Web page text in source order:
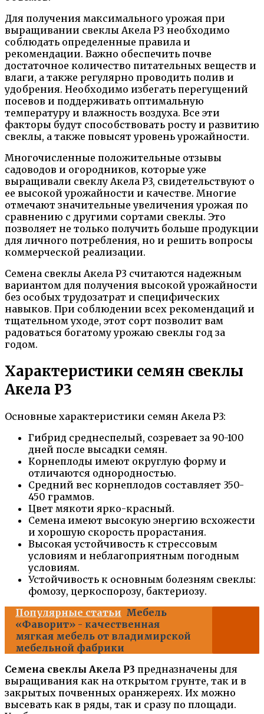
Для получения максимального урожая при
выращивании свеклы Акела Р3 необходимо
соблюдать определенные правила и
рекомендации. Важно обеспечить почве
достаточное количество питательных веществ и
влаги, а также регулярно проводить полив и
удобрения. Необходимо избегать перегущений
посевов и поддерживать оптимальную
температуру и влажность воздуха. Все эти
факторы будут способствовать росту и развитию
свеклы, а также повысят уровень урожайности.
Многочисленные положительные отзывы
садоводов и огородников, которые уже
выращивали свеклу Акела Р3, свидетельствуют о
ее высокой урожайности и качестве. Многие
отмечают значительные увеличения урожая по
сравнению с другими сортами свеклы. Это
позволяет не только получить больше продукции
для личного потребления, но и решить вопросы
коммерческой реализации.
Семена свеклы Акела Р3 считаются надежным
вариантом для получения высокой урожайности
без особых трудозатрат и специфических
навыков. При соблюдении всех рекомендаций и
тщательном уходе, этот сорт позволит вам
радоваться богатому урожаю свеклы год за
годом.
Характеристики семян свеклы
Акела Р3
Основные характеристики семян Акела Р3:
Гибрид среднеспелый, созревает за 90-100
дней после высадки семян.
Корнеплоды имеют округлую форму и
отличаются однородностью.
Средний вес корнеплодов составляет 350-
450 граммов.
Цвет мякоти ярко-красный.
Семена имеют высокую энергию всхожести
и хорошую скорость прорастания.
Высокая устойчивость к стрессовым
условиям и неблагоприятным погодным
условиям.
Устойчивость к основным болезням свеклы:
фомозу, церкоспорозу, бактериозу.
Популярные статьи Мебель
«Фаворит» - качественная
мягкая мебель от владимирской
мебельной фабрики
Семена свеклы Акела Р3 предназначены для
выращивания как на открытом грунте, так и в
закрытых почвенных оранжереях. Их можно
высевать как в ряды, так и сразу по площади.